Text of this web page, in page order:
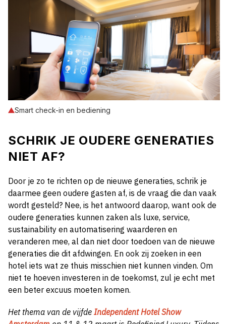
Smart check-in en bediening
SCHRIK JE OUDERE GENERATIES
NIET AF?
Door je zo te richten op de nieuwe generaties, schrik je
daarmee geen oudere gasten af, is de vraag die dan vaak
wordt gesteld? Nee, is het antwoord daarop, want ook de
oudere generaties kunnen zaken als luxe, service,
sustainability en automatisering waarderen en
veranderen mee, al dan niet door toedoen van de nieuwe
generaties die dit afdwingen. En ook zij zoeken in een
hotel iets wat ze thuis misschien niet kunnen vinden. Om
niet te hoeven investeren in de toekomst, zul je echt met
een beter excuus moeten komen.
Het thema van de vijfde Independent Hotel Show